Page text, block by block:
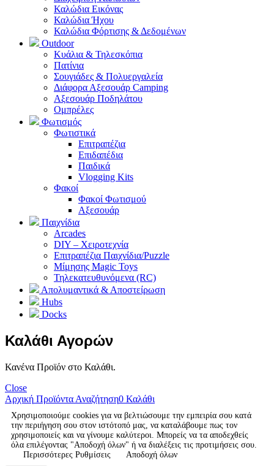
Καλώδια Εικόνας
Καλώδια Ήχου
Καλώδια Φόρτισης & Δεδομένων
Outdoor
Κυάλια & Τηλεσκόπια
Πατίνια
Σουγιάδες & Πολυεργαλεία
Διάφορα Αξεσουάρ Camping
Αξεσουάρ Ποδηλάτου
Ομπρέλες
Φωτισμός
Φωτιστικά
Επιτραπέζια
Επιδαπέδια
Παιδικά
Vlogging Kits
Φακοί
Φακοί Φωτισμού
Αξεσουάρ
Παιχνίδια
Arcades
DIY – Χειροτεχνία
Επιτραπέζια Παιχνίδια/Puzzle
Μίμησης Magic Toys
Τηλεκατευθυνόμενα (RC)
Απολυμαντικά & Αποστείρωση
Hubs
Docks
Καλάθι Αγορών
Κανένα Προϊόν στο Καλάθι.
Close
Αρχική Προϊόντα Αναζήτηση0 Καλάθι
Χρησιμοποιούμε cookies για να βελτιώσουμε την εμπειρία σου κατά
την περιήγηση σου στον ιστότοπό μας, να καταλάβουμε πως τον
χρησιμοποιείς και να γίνουμε καλύτεροι. Μπορείς να τα αποδεχθείς
όλα επιλέγοντας "Αποδοχή όλων" ή να διαλέξεις τις προτιμήσεις σου.
Περισσότερες Ρυθμίσεις
Αποδοχή όλων